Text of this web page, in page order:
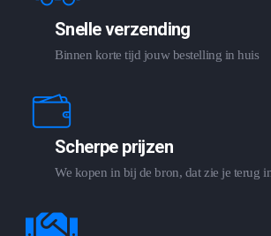
Snelle verzending
Binnen korte tijd jouw bestelling in huis
Scherpe prijzen
We kopen in bij de bron, dat zie je terug